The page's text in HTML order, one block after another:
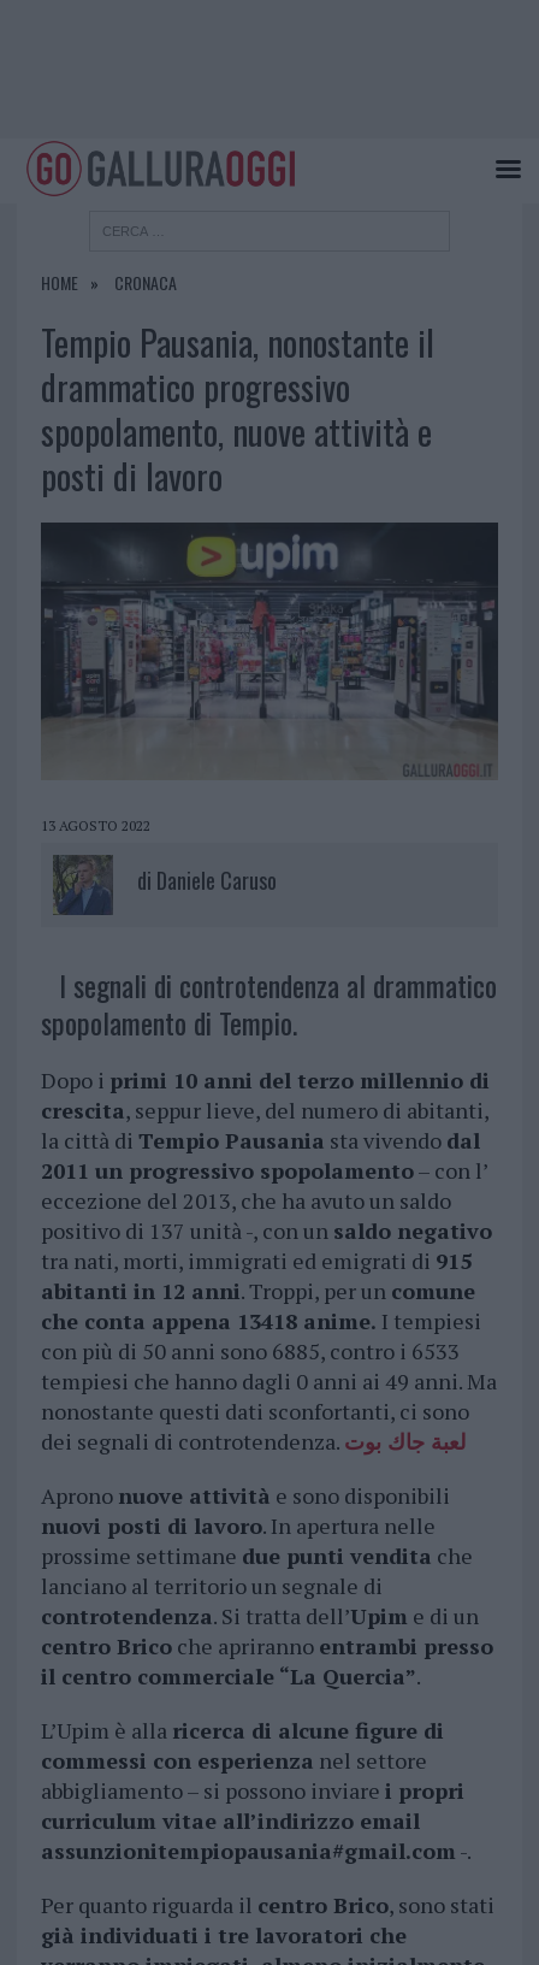
HOME CRONACA
Tempio Pausania, nonostante il
drammatico progressivo
spopolamento, nuove attività e
posti di lavoro
13 AGOSTO 2022
di Daniele Caruso
I segnali di controtendenza al drammatico
spopolamento di Tempio.
Dopo i primi 10 anni del terzo millennio di
crescita, seppur lieve, del numero di abitanti,
la città di Tempio Pausania sta vivendo dal
2011 un progressivo spopolamento– con l’
eccezione del 2013, che ha avuto un saldo
positivo di 137 unità -, con un saldo negativo
tra nati, morti, immigrati ed emigrati di 915
abitanti in 12 anni. Troppi, per un comune
che conta appena 13418 anime. I tempiesi
con più di 50 anni sono 6885, contro i 6533
tempiesi che hanno dagli 0 anni ai 49 anni. Ma
nonostante questi dati sconfortanti, ci sono
dei segnali di controtendenza. لعبة جاك بوت
Aprono nuove attività e sono disponibili
nuovi posti di lavoro. In apertura nelle
prossime settimane due punti vendita che
lanciano al territorio un segnale di
controtendenza. Si tratta dell’Upim e di un
centro Bricoche apriranno entrambi presso
il centro commerciale “La Quercia”.
L’Upim è alla ricerca di alcune figure di
commessi con esperienza nel settore
abbigliamento – si possono inviare i propri
curriculum vitae all’indirizzo email
assunzionitempiopausania#gmail.com -.
Per quanto riguarda il centro Brico, sono stati
già individuati i tre lavoratori che